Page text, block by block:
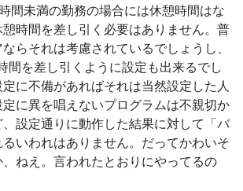
間未満の勤務の場合には休憩時間はな
時間を差し引く必要はありません。普
らそれは考慮されているでしょうし、
間を差し引くように設定も出来るでし
に不備があればそれは当然設定した人
に異を唱えないプログラムは不親切か
設定通りに動作した結果に対して「バ
いわれはありません。だってかわいそ
ねえ。言われたとおりにやってるの